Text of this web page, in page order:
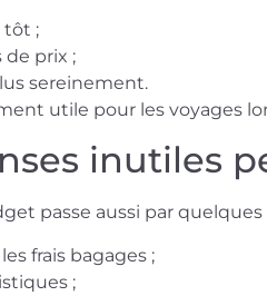
tôt ;
de prix ;
sereinement.
utile pour les voyages
inutiles
passe aussi par
frais bagages ;
;